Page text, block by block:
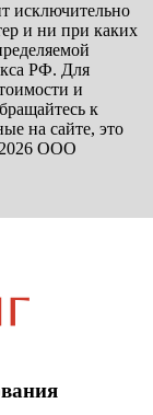
исключительно
и ни при каких
РФ. Для
и
к
на сайте, это
ООО